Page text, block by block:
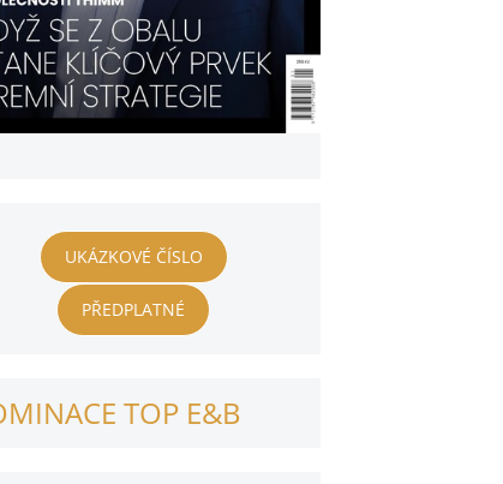
UKÁZKOVÉ ČÍSLO
PŘEDPLATNÉ
TOP E&B